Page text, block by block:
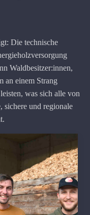
Die technische
Waldbesitzer:innen,
an einem Strang
was sich alle von
und regionale